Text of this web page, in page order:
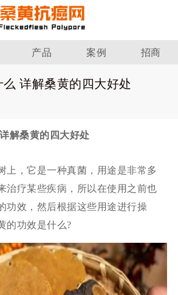
产品 案例 招商
详解桑黄的四大好处
解桑黄的四大好处
上，它是一种真菌，用途是非常多
治疗某些疾病，所以在使用之前也
功效，然后根据这些用途进行操
的功效是什么?